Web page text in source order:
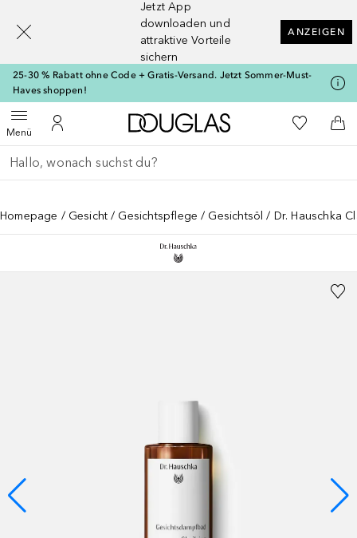
Jetzt App
downloaden und
attraktive Vorteile
sichern
ANZEIGEN
25-30 % Rabatt ohne Code + Gratis-Versand. Jetzt Sommer-Must-
Haves shoppen!
MenüMenü öffnenZu Meinem Kundenkonto
Zur Douglas Startseite
Zu Meiner
Gehe zurück
Suche ausführen
Homepage Gesicht Gesichtspflege Gesichtsöl Dr. Hauschka
[navigation.slideout.screenreader]